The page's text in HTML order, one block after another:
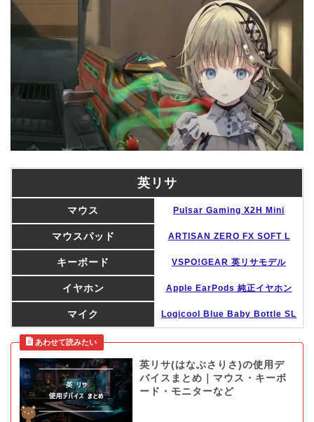
英リサ
マウス Pulsar Gaming X2H Mini
マウスパッド ARTISAN ZERO FX SOFT L
キーボード VSPO!GEAR 英リサモデル
イヤホン Apple EarPods 純正イヤホン
マイク Logicool Blue Baby Bottle SL
英リサ(はなぶさりさ)の使用デ
バイスまとめ｜マウス・キーボ
ード・モニターなど